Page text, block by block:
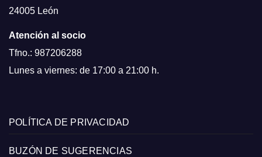
24005 León
Atención al socio
Tfno.: 987206288
Lunes a viernes: de 17:00 a 21:00 h.
POLÍTICA DE PRIVACIDAD
BUZÓN DE SUGERENCIAS